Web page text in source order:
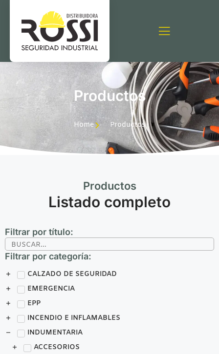
Productos
Home Productos
Productos
Listado completo
Filtrar por título:
Filtrar por categoría:
CALZADO DE SEGURIDAD
EMERGENCIA
EPP
INCENDIO E INFLAMABLES
INDUMENTARIA
ACCESORIOS